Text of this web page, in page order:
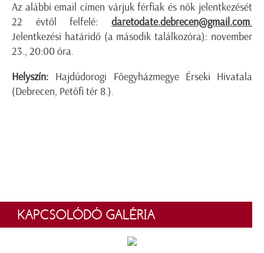
Az alábbi email címen várjuk férfiak és nők jelentkezését
22 évtől felfelé: daretodate.debrecen@gmail.com.
Jelentkezési határidő (a második találkozóra): november
23., 20:00 óra.
Helyszín: Hajdúdorogi Főegyházmegye Érseki Hivatala
(Debrecen, Petőfi tér 8.).
KAPCSOLÓDÓ GALÉRIA